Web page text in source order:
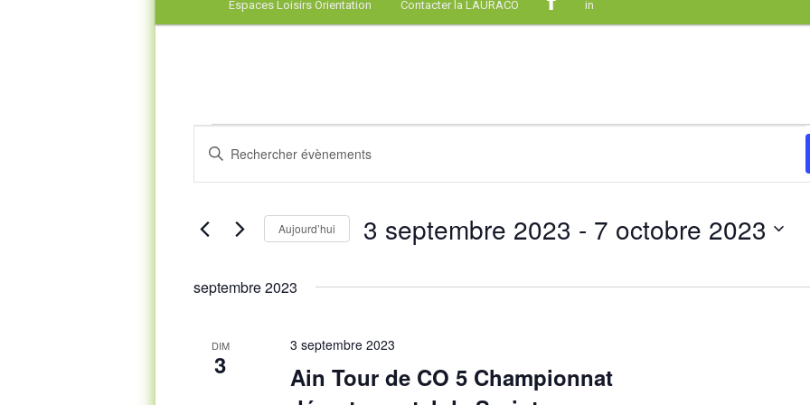
Espaces Loisirs Orientation Contacter la LAURACO in
Évènements
Saisir
mot-
par
mot-
Aujourd’hui 3 septembre 2023 - 7 octobre 2023
date.
septembre 2023
DIM
3
Ain Tour de CO 5 Championnat
3 septembre 2023